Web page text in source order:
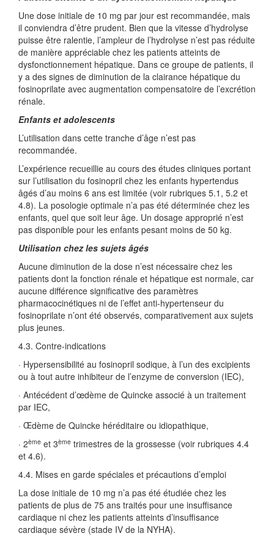
Une dose initiale de 10 mg par jour est recommandée, mais
il conviendra d’être prudent. Bien que la vitesse d’hydrolyse
puisse être ralentie, l’ampleur de l’hydrolyse n’est pas réduite
de manière appréciable chez les patients atteints de
dysfonctionnement hépatique. Dans ce groupe de patients, il
y a des signes de diminution de la clairance hépatique du
fosinoprilate avec augmentation compensatoire de l’excrétion
rénale.
Enfants et adolescents
L’utilisation dans cette tranche d’âge n’est pas
recommandée.
L’expérience recueillie au cours des études cliniques portant
sur l’utilisation du fosinopril chez les enfants hypertendus
âgés d’au moins 6 ans est limitée (voir rubriques 5.1, 5.2 et
4.8). La posologie optimale n’a pas été déterminée chez les
enfants, quel que soit leur âge. Un dosage approprié n’est
pas disponible pour les enfants pesant moins de 50 kg.
Utilisation chez les sujets âgés
Aucune diminution de la dose n’est nécessaire chez les
patients dont la fonction rénale et hépatique est normale, car
aucune différence significative des paramètres
pharmacocinétiques ni de l’effet anti-hypertenseur du
fosinoprilate n’ont été observés, comparativement aux sujets
plus jeunes.
4.3. Contre-indications
· Hypersensibilité au fosinopril sodique, à l’un des excipients
ou à tout autre inhibiteur de l’enzyme de conversion (IEC),
· Antécédent d’œdème de Quincke associé à un traitement
par IEC,
· Œdème de Quincke héréditaire ou idiopathique,
· 2ème et 3ème trimestres de la grossesse (voir rubriques 4.4
et 4.6).
4.4. Mises en garde spéciales et précautions d’emploi
La dose initiale de 10 mg n’a pas été étudiée chez les
patients de plus de 75 ans traités pour une insuffisance
cardiaque ni chez les patients atteints d’insuffisance
cardiaque sévère (stade IV de la NYHA).